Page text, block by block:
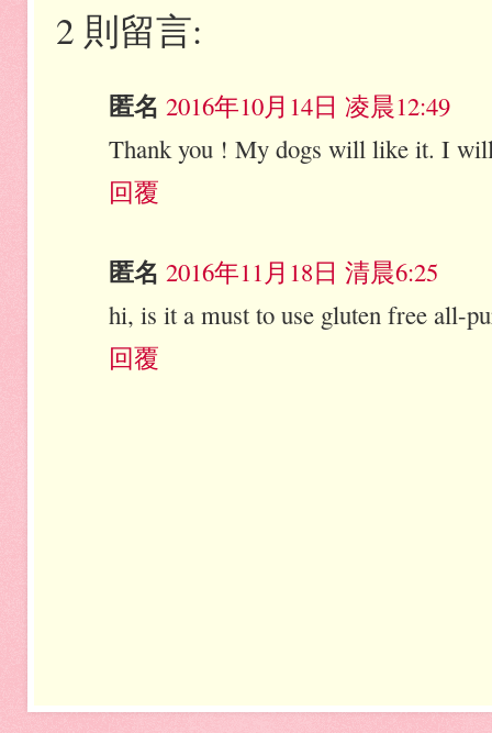
2 則留言:
匿名 2016年10月14日 凌晨12:49
Thank you ! My dogs will like it. I
回覆
匿名 2016年11月18日 清晨6:25
hi, is it a must to use gluten free all-
回覆